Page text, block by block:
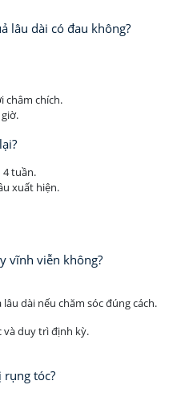
lâu dài có đau không?
châm chích.
4 tuần.
xuất hiện.
vĩnh viễn không?
dài nếu chăm sóc đúng cách.
và duy trì định kỳ.
tóc?